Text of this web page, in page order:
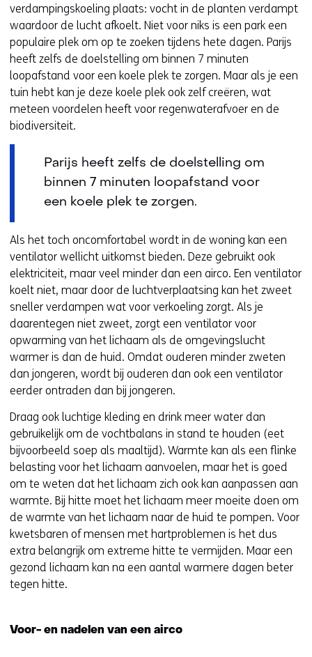
i
e
u
w
v
e
n
e
r
)
r
w
r
e
e
n
a
n
d
e
r
e
s
verdampingskoeling plaats: vocht in de planten verdampt
waardoor de lucht afkoelt. Niet voor niks is een park een
populaire plek om op te zoeken tijdens hete dagen. Parijs
heeft zelfs de doelstelling om binnen 7 minuten
loopafstand voor een koele plek te zorgen. Maar als je een
tuin hebt kan je deze koele plek ook zelf creëren, wat
meteen voordelen heeft voor regenwaterafvoer en de
biodiversiteit.
Parijs heeft zelfs de doelstelling om
binnen 7 minuten loopafstand voor
een koele plek te zorgen.
Als het toch oncomfortabel wordt in de woning kan een
ventilator wellicht uitkomst bieden. Deze gebruikt ook
elektriciteit, maar veel minder dan een airco. Een ventilator
koelt niet, maar door de luchtverplaatsing kan het zweet
sneller verdampen wat voor verkoeling zorgt. Als je
daarentegen niet zweet, zorgt een ventilator voor
opwarming van het lichaam als de omgevingslucht
warmer is dan de huid. Omdat ouderen minder zweten
dan jongeren, wordt bij ouderen dan ook een ventilator
eerder ontraden dan bij jongeren.
Draag ook luchtige kleding en drink meer water dan
gebruikelijk om de vochtbalans in stand te houden (eet
bijvoorbeeld soep als maaltijd). Warmte kan als een flinke
belasting voor het lichaam aanvoelen, maar het is goed
om te weten dat het lichaam zich ook kan aanpassen aan
warmte. Bij hitte moet het lichaam meer moeite doen om
de warmte van het lichaam naar de huid te pompen. Voor
kwetsbaren of mensen met hartproblemen is het dus
extra belangrijk om extreme hitte te vermijden. Maar een
gezond lichaam kan na een aantal warmere dagen beter
tegen hitte.
Voor- en nadelen van een airco